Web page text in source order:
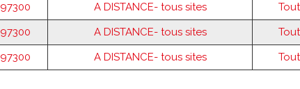
97300 A DISTANCE- tous sites
97300 A DISTANCE- tous sites
97300 A DISTANCE- tous sites